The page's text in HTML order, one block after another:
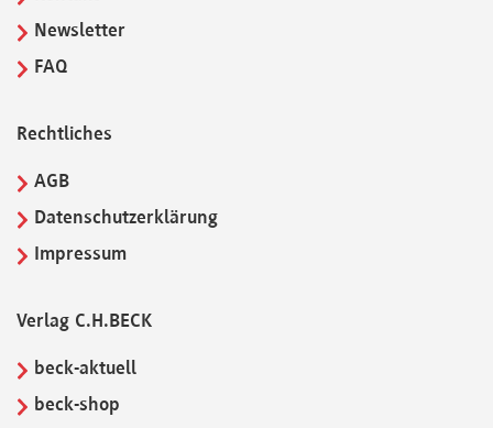
Newsletter
FAQ
Rechtliches
AGB
Datenschutzerklärung
Impressum
Verlag C.H.BECK
beck-aktuell
beck-shop